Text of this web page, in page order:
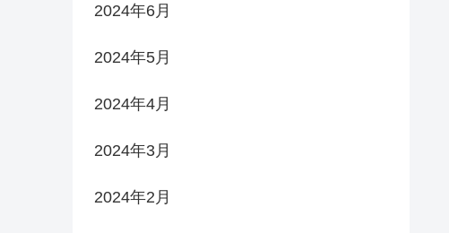
2024年6月
2024年5月
2024年4月
2024年3月
2024年2月